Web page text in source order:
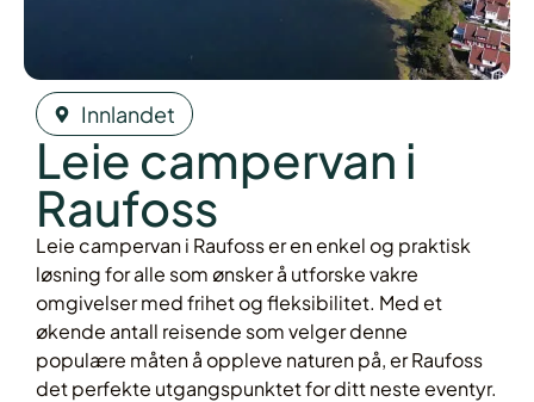
Innlandet
Leie campervan i
Raufoss
Leie campervan i Raufoss er en enkel og praktisk
løsning for alle som ønsker å utforske vakre
omgivelser med frihet og fleksibilitet. Med et
økende antall reisende som velger denne
populære måten å oppleve naturen på, er Raufoss
det perfekte utgangspunktet for ditt neste eventyr.